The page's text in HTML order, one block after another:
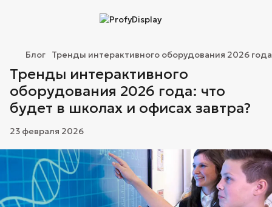
Блог Тренды интерактивного оборудования 2026
Тренды интерактивного
оборудования 2026 года: что
будет в школах и офисах завтра?
23 февраля 2026